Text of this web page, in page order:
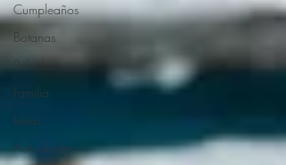
Cumpleaños
Botanas
Bebidas
Familia
Ideas
Actividades